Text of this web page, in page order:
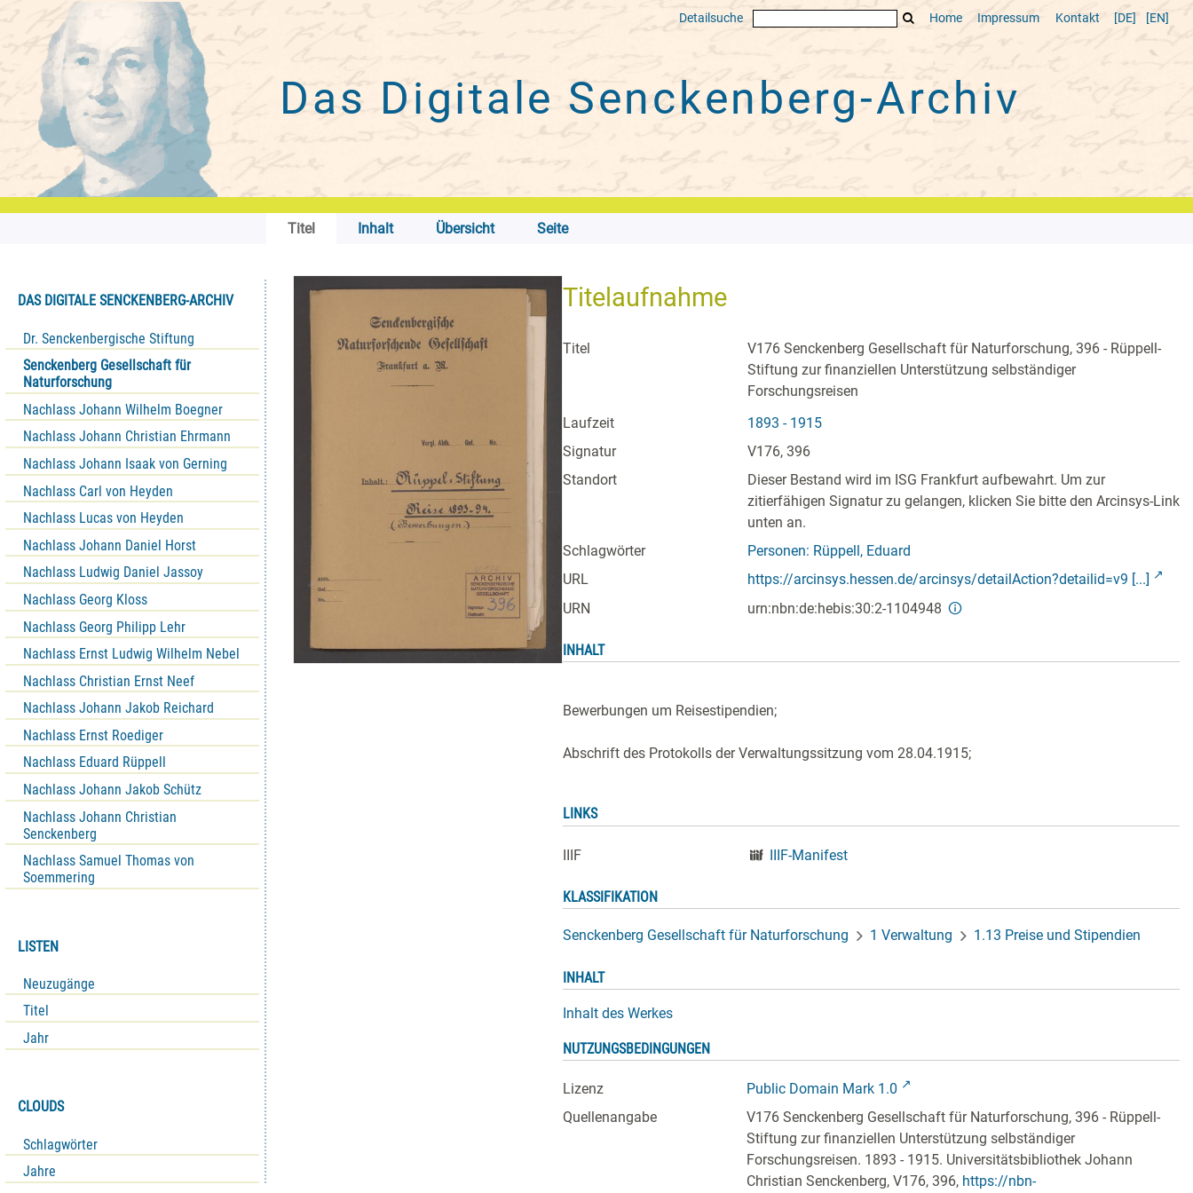
Detailsuche Home Impressum Kontakt [DE] [EN]
Das Digitale Senckenberg-Archiv
Titel Inhalt Übersicht Seite
DAS DIGITALE SENCKENBERG-ARCHIV
Dr. Senckenbergische Stiftung
Senckenberg Gesellschaft für
Naturforschung
Nachlass Johann Wilhelm Boegner
Nachlass Johann Christian Ehrmann
Nachlass Johann Isaak von Gerning
Nachlass Carl von Heyden
Nachlass Lucas von Heyden
Nachlass Johann Daniel Horst
Nachlass Ludwig Daniel Jassoy
Nachlass Georg Kloss
Nachlass Georg Philipp Lehr
Nachlass Ernst Ludwig Wilhelm Nebel
Nachlass Christian Ernst Neef
Nachlass Johann Jakob Reichard
Nachlass Ernst Roediger
Nachlass Eduard Rüppell
Nachlass Johann Jakob Schütz
Nachlass Johann Christian
Senckenberg
Nachlass Samuel Thomas von
Soemmering
LISTEN
Neuzugänge
Titel
Jahr
CLOUDS
Schlagwörter
Jahre
Titelaufnahme
Titel
V176 Senckenberg Gesellschaft für Naturforschung, 396 - Rüppell-
Stiftung zur finanziellen Unterstützung selbständiger
Forschungsreisen
Laufzeit
1893 - 1915
Signatur
V176, 396
Standort
Dieser Bestand wird im ISG Frankfurt aufbewahrt. Um zur
zitierfähigen Signatur zu gelangen, klicken Sie bitte den Arcinsys-Link
unten an.
Schlagwörter
Personen: Rüppell, Eduard
URL
https://arcinsys.hessen.de/arcinsys/detailAction?detailid=v9 [...]
URN
urn:nbn:de:hebis:30:2-1104948
INHALT
Bewerbungen um Reisestipendien;
Abschrift des Protokolls der Verwaltungssitzung vom 28.04.1915;
LINKS
IIIF IIIF-Manifest
KLASSIFIKATION
Senckenberg Gesellschaft für Naturforschung 1 Verwaltung 1.13 Preise und Stipendien
INHALT
Inhalt des Werkes
NUTZUNGSBEDINGUNGEN
Lizenz
Public Domain Mark 1.0
Quellenangabe
V176 Senckenberg Gesellschaft für Naturforschung, 396 - Rüppell-
Stiftung zur finanziellen Unterstützung selbständiger
Forschungsreisen. 1893 - 1915. Universitätsbibliothek Johann
Christian Senckenberg, V176, 396, https://nbn-